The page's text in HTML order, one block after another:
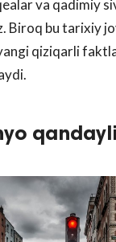
va qadimiy
Biroq bu tarixiy
qiziqarli